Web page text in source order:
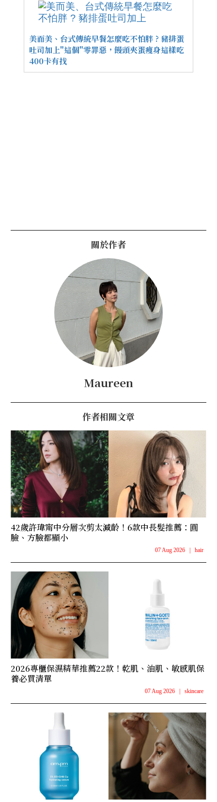
美而美、台式傳統早餐怎麼吃不怕胖 ? 豬排蛋
吐司加上"這個"零罪惡，饅頭夾蛋瘦身這樣吃
400卡有找
關於作者
Maureen
作者相關文章
42歲許瑋甯中分層次剪太減齡！6款中長髮推薦：圓
臉、方臉都顯小
07 Aug 2026 | hair
2026專櫃保濕精華推薦22款！乾肌、油肌、敏感肌保
養必買清單
07 Aug 2026 | skincare